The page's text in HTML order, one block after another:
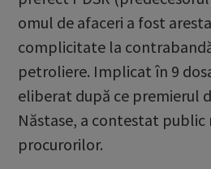
omul de afaceri a fost
complicitate la
petroliere. Implicat în 9
eliberat după ce premierul
Năstase, a contestat
procurorilor.